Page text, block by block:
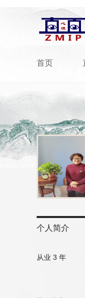
首页
个人简介
从业 3 年